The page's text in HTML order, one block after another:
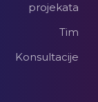
projekata
Tim
Konsultacije